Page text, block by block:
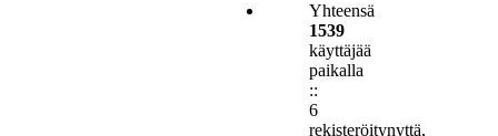
Yhteensä
1539
käyttäjää
paikalla
::
6
rekisteröitynyttä,